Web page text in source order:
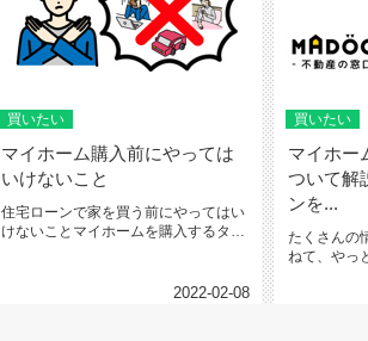
買いたい
マイホーム購入前にやっては
いけないこと
住宅ローンで家を買う前にやってはい
けないことマイホームを購入するタイ
2022-02-08
買いたい
マイホー
ついて解
ンを...
たくさんの
ねて、やっ